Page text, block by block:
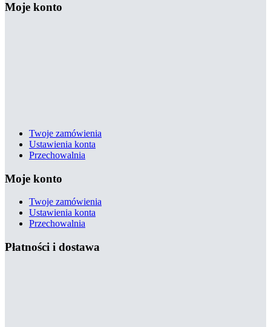
Moje konto
Twoje zamówienia
Ustawienia konta
Przechowalnia
Moje konto
Twoje zamówienia
Ustawienia konta
Przechowalnia
Płatności i dostawa